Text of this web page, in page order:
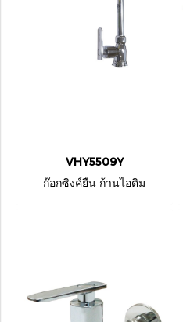
VHY5509Y
ก๊อกซิงค์ยืน ก้านไอติม